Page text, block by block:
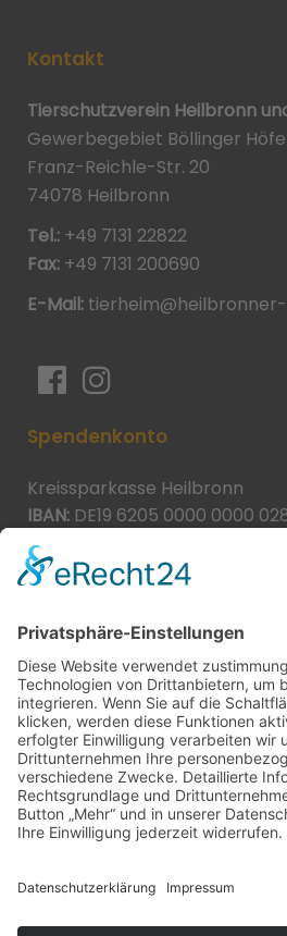
Kontakt
Tierschutzverein Heilbronn
Gewerbegebiet Böllinger Höfe
Franz-Reichle-Str. 20
74078 Heilbronn
Tel.: +49 7131 22822
Fax: +49 7131 200690
E-Mail:
Spendenkonto
Kreissparkasse Heilbronn
IBAN: DE19 6205 0000 0000
BIC:
Spende direkt via PayPal
JETZT SPENDEN
paypal@heilbronner-